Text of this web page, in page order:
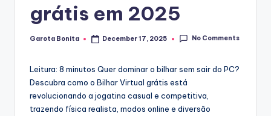
grátis em 2025
Posted
Garota Bonita December 17, 2025 No Comments
Leitura: 8 minutos Quer dominar o bilhar sem sair do PC?
Descubra como o Bilhar Virtual grátis está
revolucionando a jogatina casual e competitiva,
trazendo física realista, modos online e diversão